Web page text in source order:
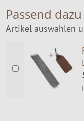
Passend dazu
Artikel auswählen